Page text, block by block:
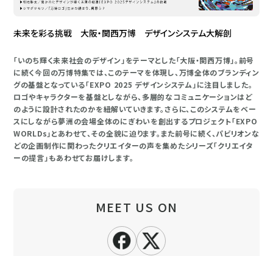
未来を彩る挑戦 大阪・関西万博 デザインシステム大解剖
「いのち輝く未来社会のデザイン」をテーマとした「大阪・関西万博」。前号
に続く今回の万博特集では、このテーマを体現し、万博全体のブランディン
グの基盤となっている「EXPO 2025 デザインシステム」に注目しました。
ロゴやキャラクターを基盤としながら、多層的なコミュニケーションはど
のように設計されたのかを紐解いていきます。さらに、このシステムをベー
スにしながら夢洲の会場全体のにぎわいを創出するプロジェクト「EXPO
WORLDs」とあわせて、その全貌に迫ります。また前号に続く、パビリオンな
どの企画制作に関わったクリエイターの声を集めたシリーズ「クリエイタ
ーの提言」もあわせてお届けします。
MEET US ON